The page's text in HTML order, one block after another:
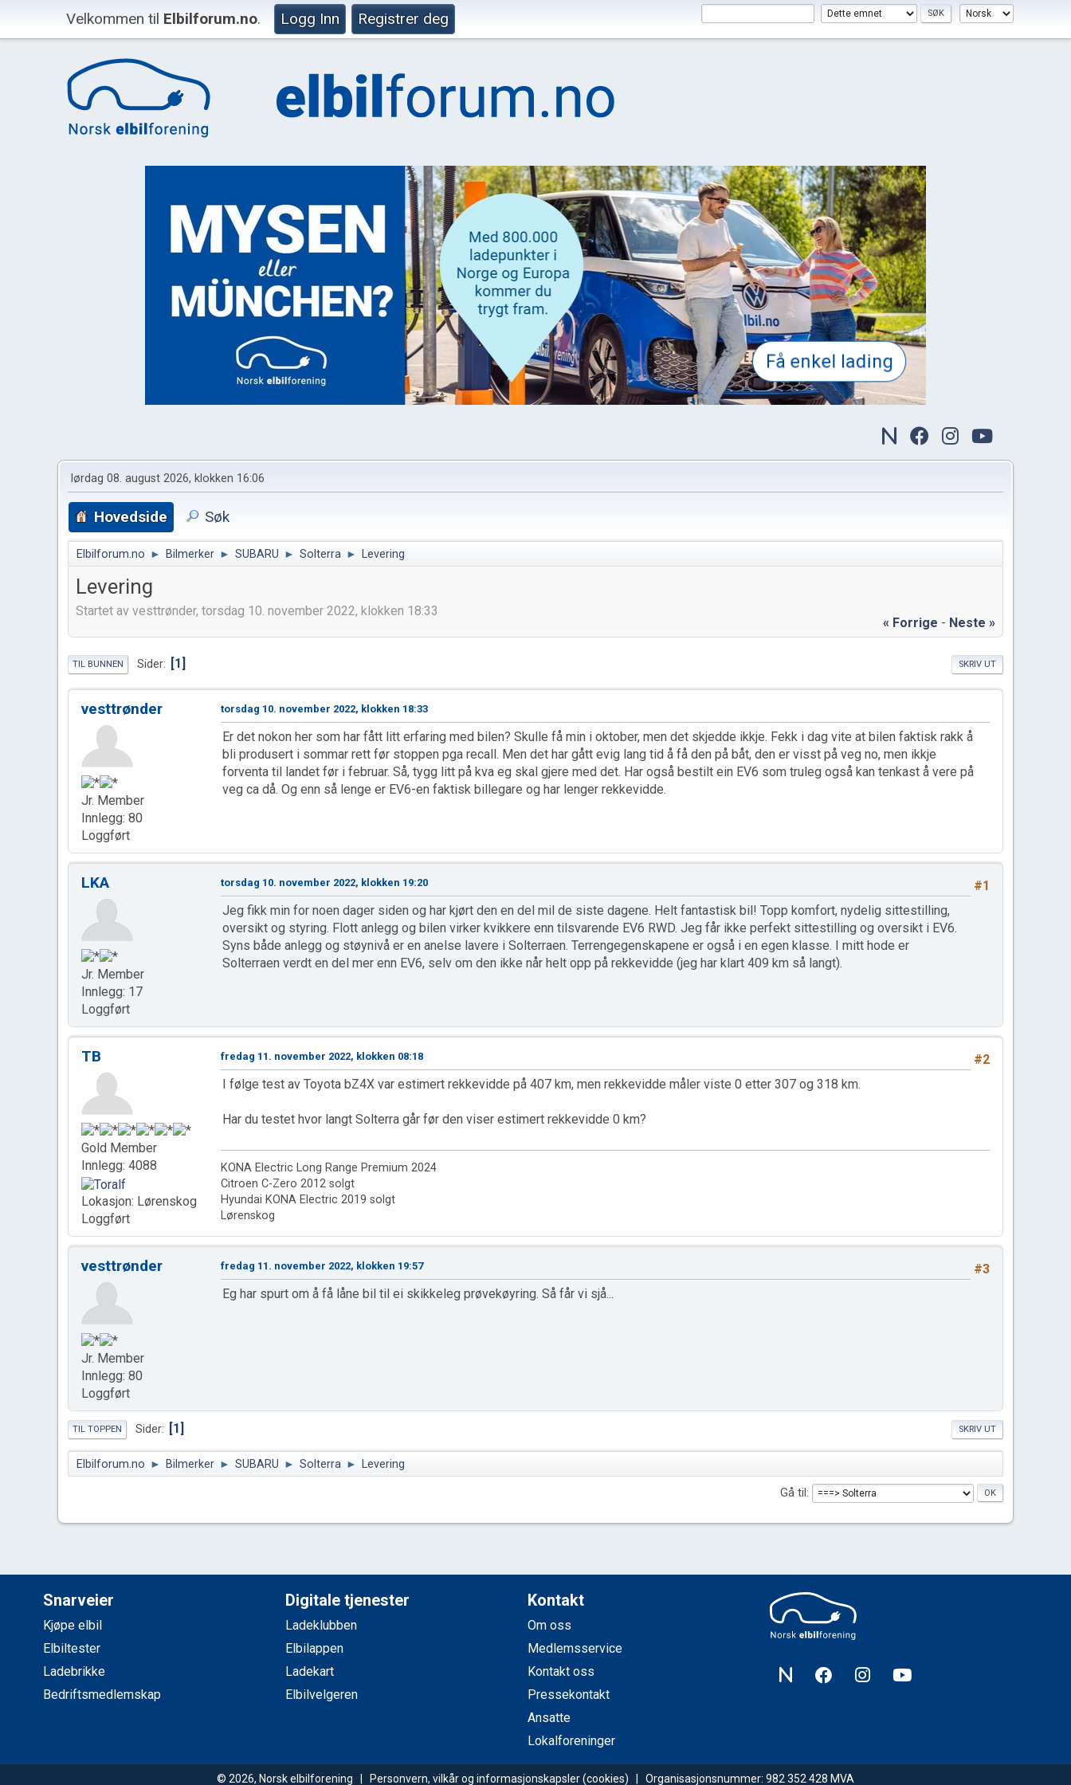
Velkommen til Elbilforum.no. Logg Inn Registrer deg
lørdag 08. august 2026, klokken 16:06
Hovedside Søk
Elbilforum.no ► Bilmerker ► SUBARU ► Solterra ► Levering
Levering
Startet av vesttrønder, torsdag 10. november 2022, klokken 18:33
« Forrige - Neste »
SKRIV UT
TIL BUNNEN Sider 1
vesttrønder
Jr. Member
Innlegg: 80
Loggført
torsdag 10. november 2022, klokken 18:33
Er det nokon her som har fått litt erfaring med bilen? Skulle få min i oktober, men det skjedde ikkje. Fekk i dag vite at bilen faktisk rakk å
bli produsert i sommar rett før stoppen pga recall. Men det har gått evig lang tid å få den på båt, den er visst på veg no, men ikkje
forventa til landet før i februar. Så, tygg litt på kva eg skal gjere med det. Har også bestilt ein EV6 som truleg også kan tenkast å vere på
veg ca då. Og enn så lenge er EV6-en faktisk billegare og har lenger rekkevidde.
LKA
Jr. Member
Innlegg: 17
Loggført
#1
torsdag 10. november 2022, klokken 19:20
Jeg fikk min for noen dager siden og har kjørt den en del mil de siste dagene. Helt fantastisk bil! Topp komfort, nydelig sittestilling,
oversikt og styring. Flott anlegg og bilen virker kvikkere enn tilsvarende EV6 RWD. Jeg får ikke perfekt sittestilling og oversikt i EV6.
Syns både anlegg og støynivå er en anelse lavere i Solterraen. Terrengegenskapene er også i en egen klasse. I mitt hode er
Solterraen verdt en del mer enn EV6, selv om den ikke når helt opp på rekkevidde (jeg har klart 409 km så langt).
TB
Gold Member
Innlegg: 4088
Lokasjon: Lørenskog
Loggført
#2
fredag 11. november 2022, klokken 08:18
I følge test av Toyota bZ4X var estimert rekkevidde på 407 km, men rekkevidde måler viste 0 etter 307 og 318 km.
Har du testet hvor langt Solterra går før den viser estimert rekkevidde 0 km?
KONA Electric Long Range Premium 2024
Citroen C-Zero 2012 solgt
Hyundai KONA Electric 2019 solgt
Lørenskog
vesttrønder
Jr. Member
Innlegg: 80
Loggført
#3
fredag 11. november 2022, klokken 19:57
Eg har spurt om å få låne bil til ei skikkeleg prøvekøyring. Så får vi sjå...
SKRIV UT
TIL TOPPEN Sider 1
Elbilforum.no ► Bilmerker ► SUBARU ► Solterra ► Levering
Gå til
Snarveier
Kjøpe elbil
Elbiltester
Ladebrikke
Bedriftsmedlemskap
Digitale tjenester
Ladeklubben
Elbilappen
Ladekart
Elbilvelgeren
Kontakt
Om oss
Medlemsservice
Kontakt oss
Pressekontakt
Ansatte
Lokalforeninger
© 2026, Norsk elbilforening | Personvern, vilkår og informasjonskapsler(cookies) | Organisasjonsnummer: 982 352 428 MVA